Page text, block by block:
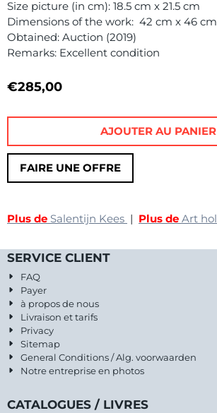
Size picture (in cm): 18.5 cm x 21.5 cm
Dimensions of the work: 42 cm x 46 cm
Obtained: Auction (2019)
Remarks: Excellent condition
€285,00
FAIRE UNE OFFRE
AJOUTER AU PANIER
Plus de Salentijn Kees | Plus de Art hol
SERVICE CLIENT
FAQ
Payer
à propos de nous
Livraison et tarifs
Privacy
Sitemap
General Conditions / Alg. voorwaarden
Notre entreprise en photos
CATALOGUES / LIVRES